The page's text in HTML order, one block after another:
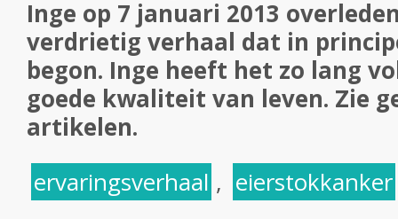
Inge op 7 januari 2013
verdrietig verhaal dat in
begon. Inge heeft het zo lang
goede kwaliteit van leven. Zie
artikelen.
ervaringsverhaal , eierstokkanker